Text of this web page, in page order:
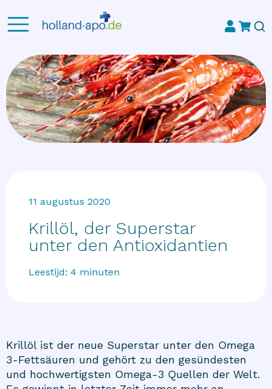
11 augustus 2020
Krillöl, der Superstar
unter den Antioxidantien
Leestijd:4 minuten
Krillöl ist der neue Superstar unter den Omega
3-Fettsäuren und gehört zu den gesündesten
und hochwertigsten Omega-3 Quellen der Welt.